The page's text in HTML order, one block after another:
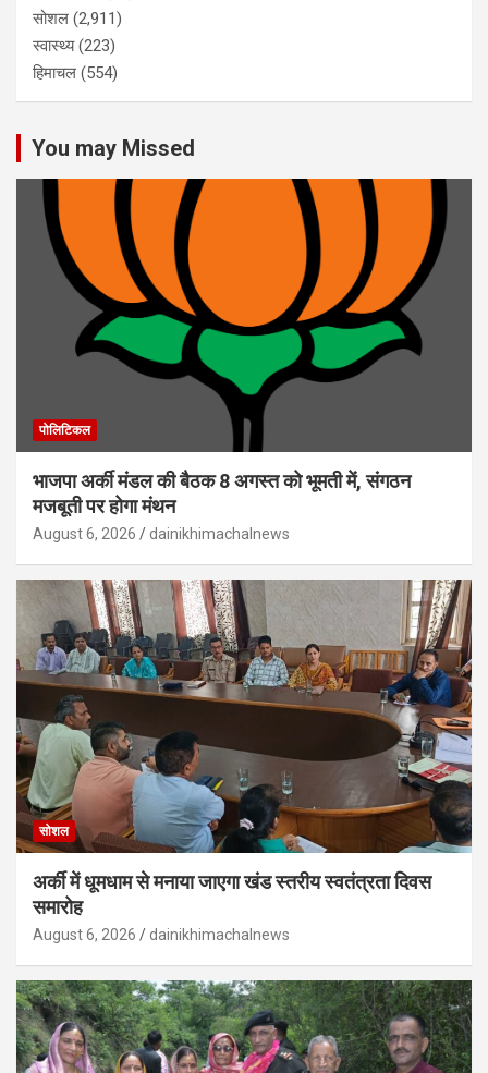
सोशल (2,911)
स्वास्थ्य(223)
हिमाचल (554)
You may Missed
पोलिटिकल
भाजपा अर्की मंडल की बैठक 8 अगस्त को भूमती में, संगठन
मजबूती पर होगा मंथन
August 6, 2026 dainikhimachalnews
सोशल
अर्की में धूमधाम से मनाया जाएगा खंड स्तरीय स्वतंत्रता दिवस
समारोह
August 6, 2026 dainikhimachalnews